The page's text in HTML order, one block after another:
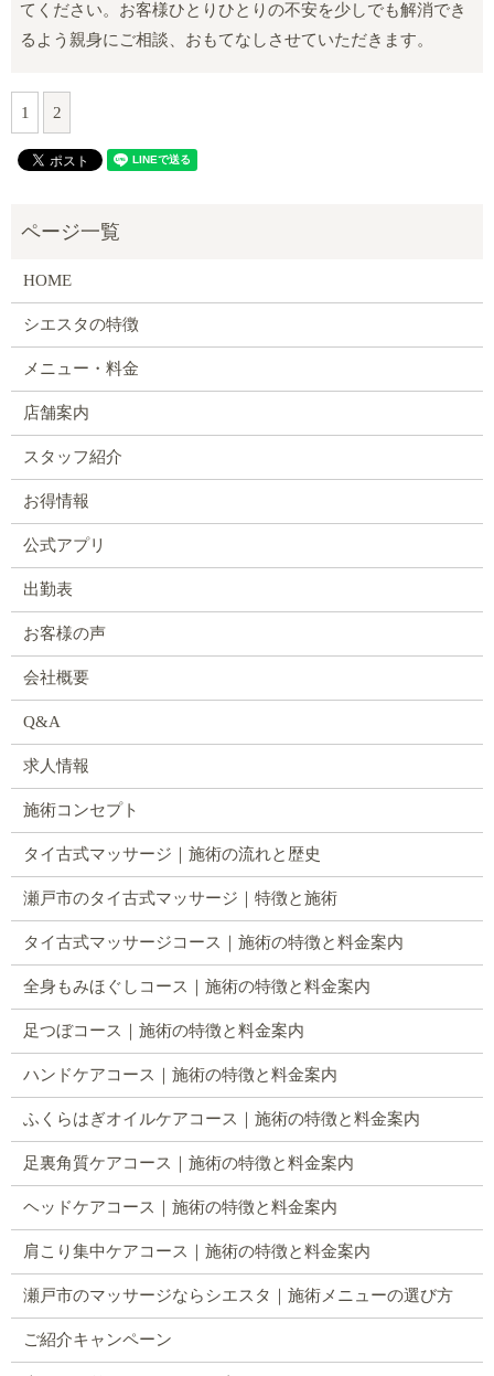
てください。お客様ひとりひとりの不安を少しでも解消でき
るよう親身にご相談、おもてなしさせていただきます。
1 2
HOME
シエスタの特徴
メニュー・料金
店舗案内
スタッフ紹介
お得情報
公式アプリ
出勤表
お客様の声
会社概要
Q&A
求人情報
施術コンセプト
タイ古式マッサージ｜施術の流れと歴史
瀬戸市のタイ古式マッサージ｜特徴と施術
タイ古式マッサージコース｜施術の特徴と料金案内
全身もみほぐしコース｜施術の特徴と料金案内
足つぼコース｜施術の特徴と料金案内
ハンドケアコース｜施術の特徴と料金案内
ふくらはぎオイルケアコース｜施術の特徴と料金案内
足裏角質ケアコース｜施術の特徴と料金案内
ヘッドケアコース｜施術の特徴と料金案内
肩こり集中ケアコース｜施術の特徴と料金案内
瀬戸市のマッサージならシエスタ｜施術メニューの選び方
ご紹介キャンペーン